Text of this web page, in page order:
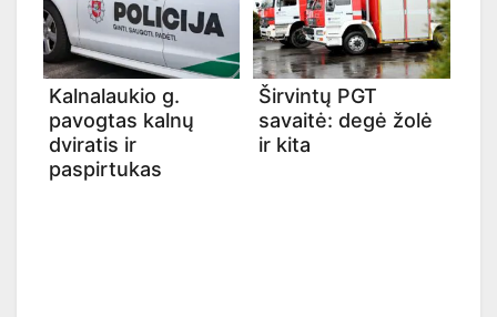
Kalnalaukio g.
pavogtas kalnų
dviratis ir
paspirtukas
Širvintų PGT
savaitė: degė žolė
ir kita